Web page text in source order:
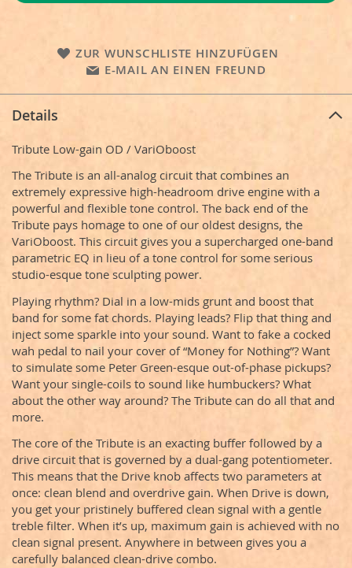
ZUR WUNSCHLISTE HINZUFÜGEN
E-MAIL AN EINEN FREUND
Details
Tribute Low-gain OD / VariOboost
The Tribute is an all-analog circuit that combines an
extremely expressive high-headroom drive engine with a
powerful and flexible tone control. The back end of the
Tribute pays homage to one of our oldest designs, the
VariOboost. This circuit gives you a supercharged one-band
parametric EQ in lieu of a tone control for some serious
studio-esque tone sculpting power.
Playing rhythm? Dial in a low-mids grunt and boost that
band for some fat chords. Playing leads? Flip that thing and
inject some sparkle into your sound. Want to fake a cocked
wah pedal to nail your cover of “Money for Nothing”? Want
to simulate some Peter Green-esque out-of-phase pickups?
Want your single-coils to sound like humbuckers? What
about the other way around? The Tribute can do all that and
more.
The core of the Tribute is an exacting buffer followed by a
drive circuit that is governed by a dual-gang potentiometer.
This means that the Drive knob affects two parameters at
once: clean blend and overdrive gain. When Drive is down,
you get your pristinely buffered clean signal with a gentle
treble filter. When it’s up, maximum gain is achieved with no
clean signal present. Anywhere in between gives you a
carefully balanced clean-drive combo.